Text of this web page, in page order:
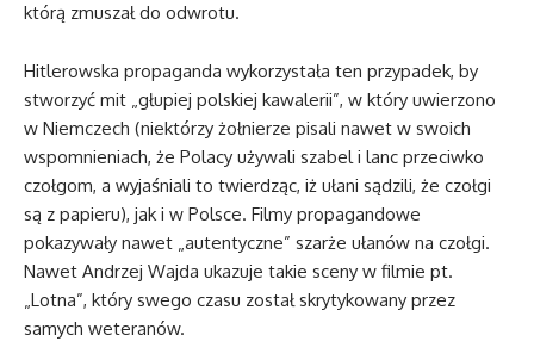
którą zmuszał do odwrotu.
Hitlerowska propaganda wykorzystała ten przypadek, by
stworzyć mit „głupiej polskiej kawalerii”, w który uwierzono
w Niemczech (niektórzy żołnierze pisali nawet w swoich
wspomnieniach, że Polacy używali szabel i lanc przeciwko
czołgom, a wyjaśniali to twierdząc, iż ułani sądzili, że czołgi
są z papieru), jak i w Polsce. Filmy propagandowe
pokazywały nawet „autentyczne” szarże ułanów na czołgi.
Nawet Andrzej Wajda ukazuje takie sceny w filmie pt.
„Lotna”, który swego czasu został skrytykowany przez
samych weteranów.